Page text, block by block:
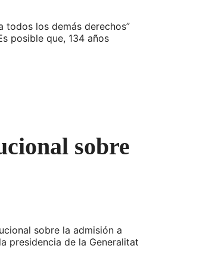
los demás derechos”
posible que, 134 años
sobre
sobre la admisión a
presidencia de la Generalitat